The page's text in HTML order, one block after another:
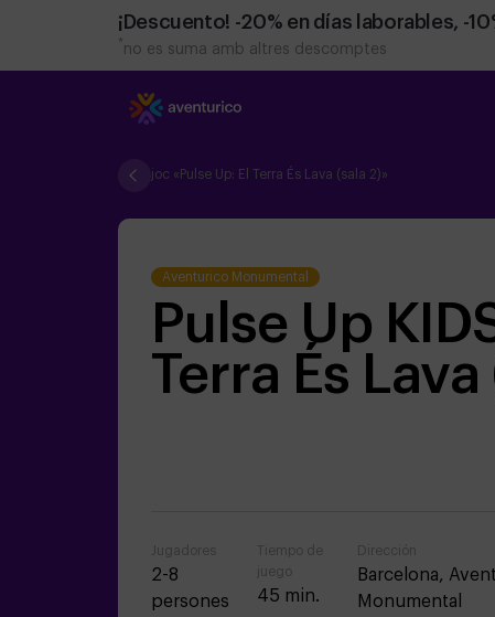
¡Descuento! -20% en días laborables, -
* no es suma amb altres descomptes
joc «Pulse Up: El Terra És Lava (sala 2)»
Aventurico Monumental
Pulse Up
Terra És Lava
Jugadores
2-8
persones
Tiempo de
juego
45 min.
Dirección
Barcelona,
Monumental